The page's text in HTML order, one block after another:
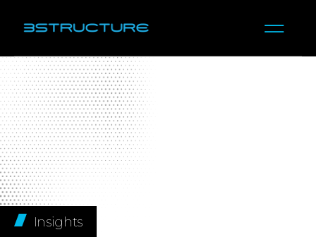
Insights